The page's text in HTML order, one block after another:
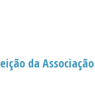
da Associação